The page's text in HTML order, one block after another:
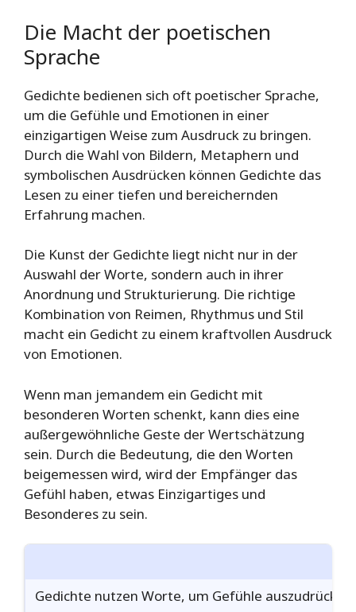
Die Macht der poetischen
Sprache
Gedichte bedienen sich oft poetischer Sprache,
um die Gefühle und Emotionen in einer
einzigartigen Weise zum Ausdruck zu bringen.
Durch die Wahl von Bildern, Metaphern und
symbolischen Ausdrücken können Gedichte das
Lesen zu einer tiefen und bereichernden
Erfahrung machen.
Die Kunst der Gedichte liegt nicht nur in der
Auswahl der Worte, sondern auch in ihrer
Anordnung und Strukturierung. Die richtige
Kombination von Reimen, Rhythmus und Stil
macht ein Gedicht zu einem kraftvollen Ausdruck
von Emotionen.
Wenn man jemandem ein Gedicht mit
besonderen Worten schenkt, kann dies eine
außergewöhnliche Geste der Wertschätzung
sein. Durch die Bedeutung, die den Worten
beigemessen wird, wird der Empfänger das
Gefühl haben, etwas Einzigartiges und
Besonderes zu sein.
Gedichte nutzen Worte, um Gefühle